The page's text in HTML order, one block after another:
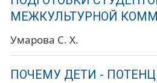
МЕЖКУЛЬТУРНОЙ
Умарова С. Х.
ПОЧЕМУ ДЕТИ -